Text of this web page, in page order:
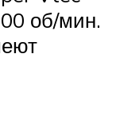
об/мин.